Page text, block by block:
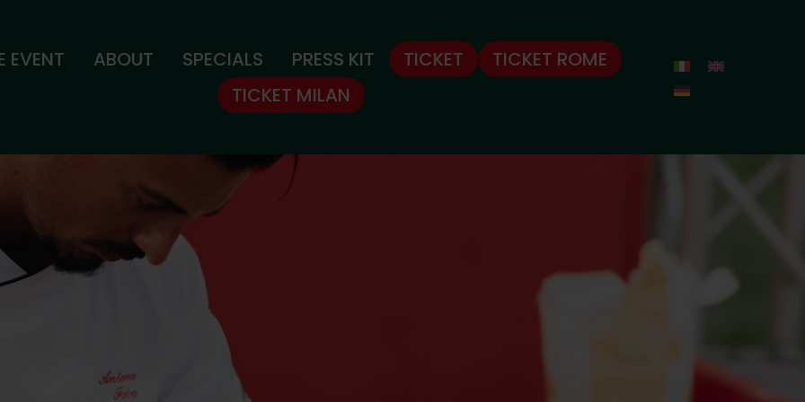
EVENT ABOUT SPECIALS PRESS KIT TICKET
TICKET ROME
TICKET MILAN